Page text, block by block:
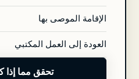
الإقامة الموصى بها
العودة إلى العمل المكتبي
تحقق مما إذا